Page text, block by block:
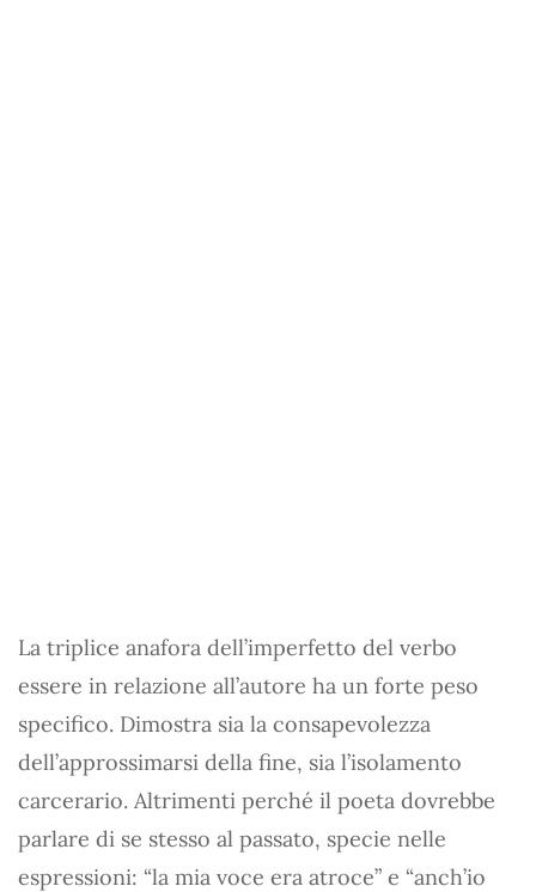
La triplice anafora dell’imperfetto del verbo
essere in relazione all’autore ha un forte peso
specifico. Dimostra sia la consapevolezza
dell’approssimarsi della fine, sia l’isolamento
carcerario. Altrimenti perché il poeta dovrebbe
parlare di se stesso al passato, specie nelle
espressioni: “la mia voce era atroce” e “anch’io